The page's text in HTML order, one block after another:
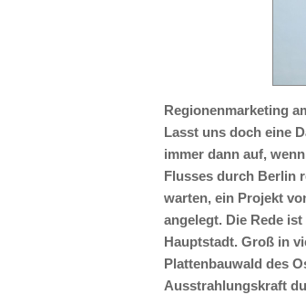
Regionenmarketing
Lasst uns doch eine
immer dann auf,
Flusses durch Berlin
warten, ein Projekt
angelegt. Die Rede
Hauptstadt. Groß in
Plattenbauwald des
Ausstrahlungskraft